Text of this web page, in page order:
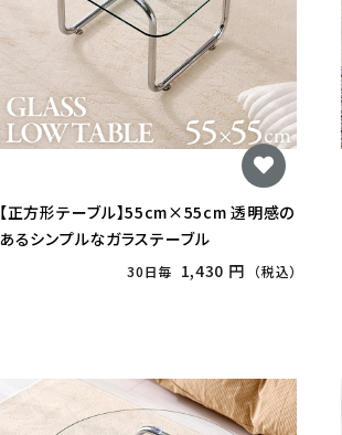
【正方形テーブル】55cm×55cm 透明感の
あるシンプルなガラステーブル
30日毎 1,430 円 （税込）